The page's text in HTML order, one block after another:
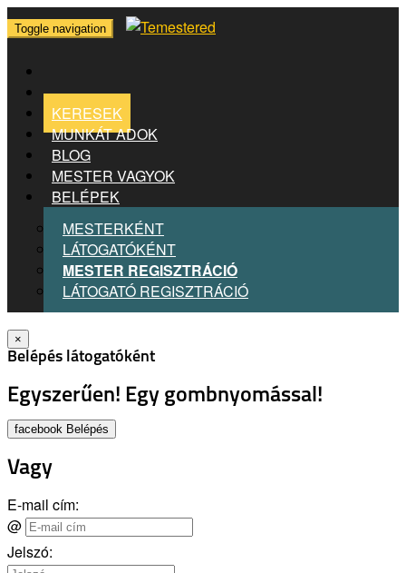
Toggle navigation
KERESEK
MUNKÁT ADOK
BLOG
MESTER VAGYOK
BELÉPEK
MESTERKÉNT
LÁTOGATÓKÉNT
MESTER REGISZTRÁCIÓ
LÁTOGATÓ REGISZTRÁCIÓ
×
Belépés látogatóként
Egyszerűen! Egy gombnyomással!
facebook Belépés
Vagy
E-mail cím:
@
Jelszó: